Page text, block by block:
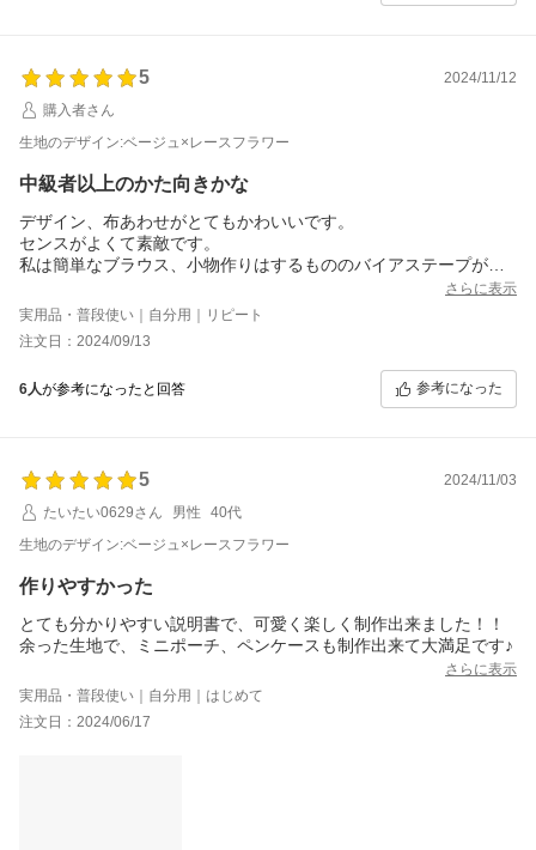
5
2024/11/12
購入者さん
生地のデザイン:ベージュ×レースフラワー
中級者以上のかた向きかな
デザイン、布あわせがとてもかわいいです。
センスがよくて素敵です。
私は簡単なブラウス、小物作りはするもののバイアステープが針
落ちしたり、まっすぐ縫えないレベルの者ですが、そのようなか
たには難しいかもしれません。縁取りの布が見苦しくなります。
ほどいてやり直そうとしても、ヌビキルトの特性上ほどきにく
く、また、いじると伸びる気が…
袋口はヌビが伸びないように説明書のとおりミシン設定を調節し
たものの、やはり最後の最後で袋口の柄布と寸法があわず謎のタ
ていけないバッグになりました。
リベンジだ！とYouTubeで苦手部分を研究しつつ３個作ったけ
ど、一朝一夕にうまくなるはずもなく、おうち用小物入れが増え
ちゃった。
やすいです。ふんわりと柔らかいバッグで肌触りがいいです。
好きです程度の者ではきれいに作れなかったです。
さらに表示
実用品・普段使い｜自分用｜リピート
注文日：2024/09/13
6人が参考になったと回答 参考になった
5
2024/11/03
たいたい0629さん
男性
40代
生地のデザイン:ベージュ×レースフラワー
作りやすかった
とても分かりやすい説明書で、可愛く楽しく制作出来ました！！
余った生地で、ミニポーチ、ペンケースも制作出来て大満足です♪
さらに表示
実用品・普段使い｜自分用｜はじめて
注文日：2024/06/17